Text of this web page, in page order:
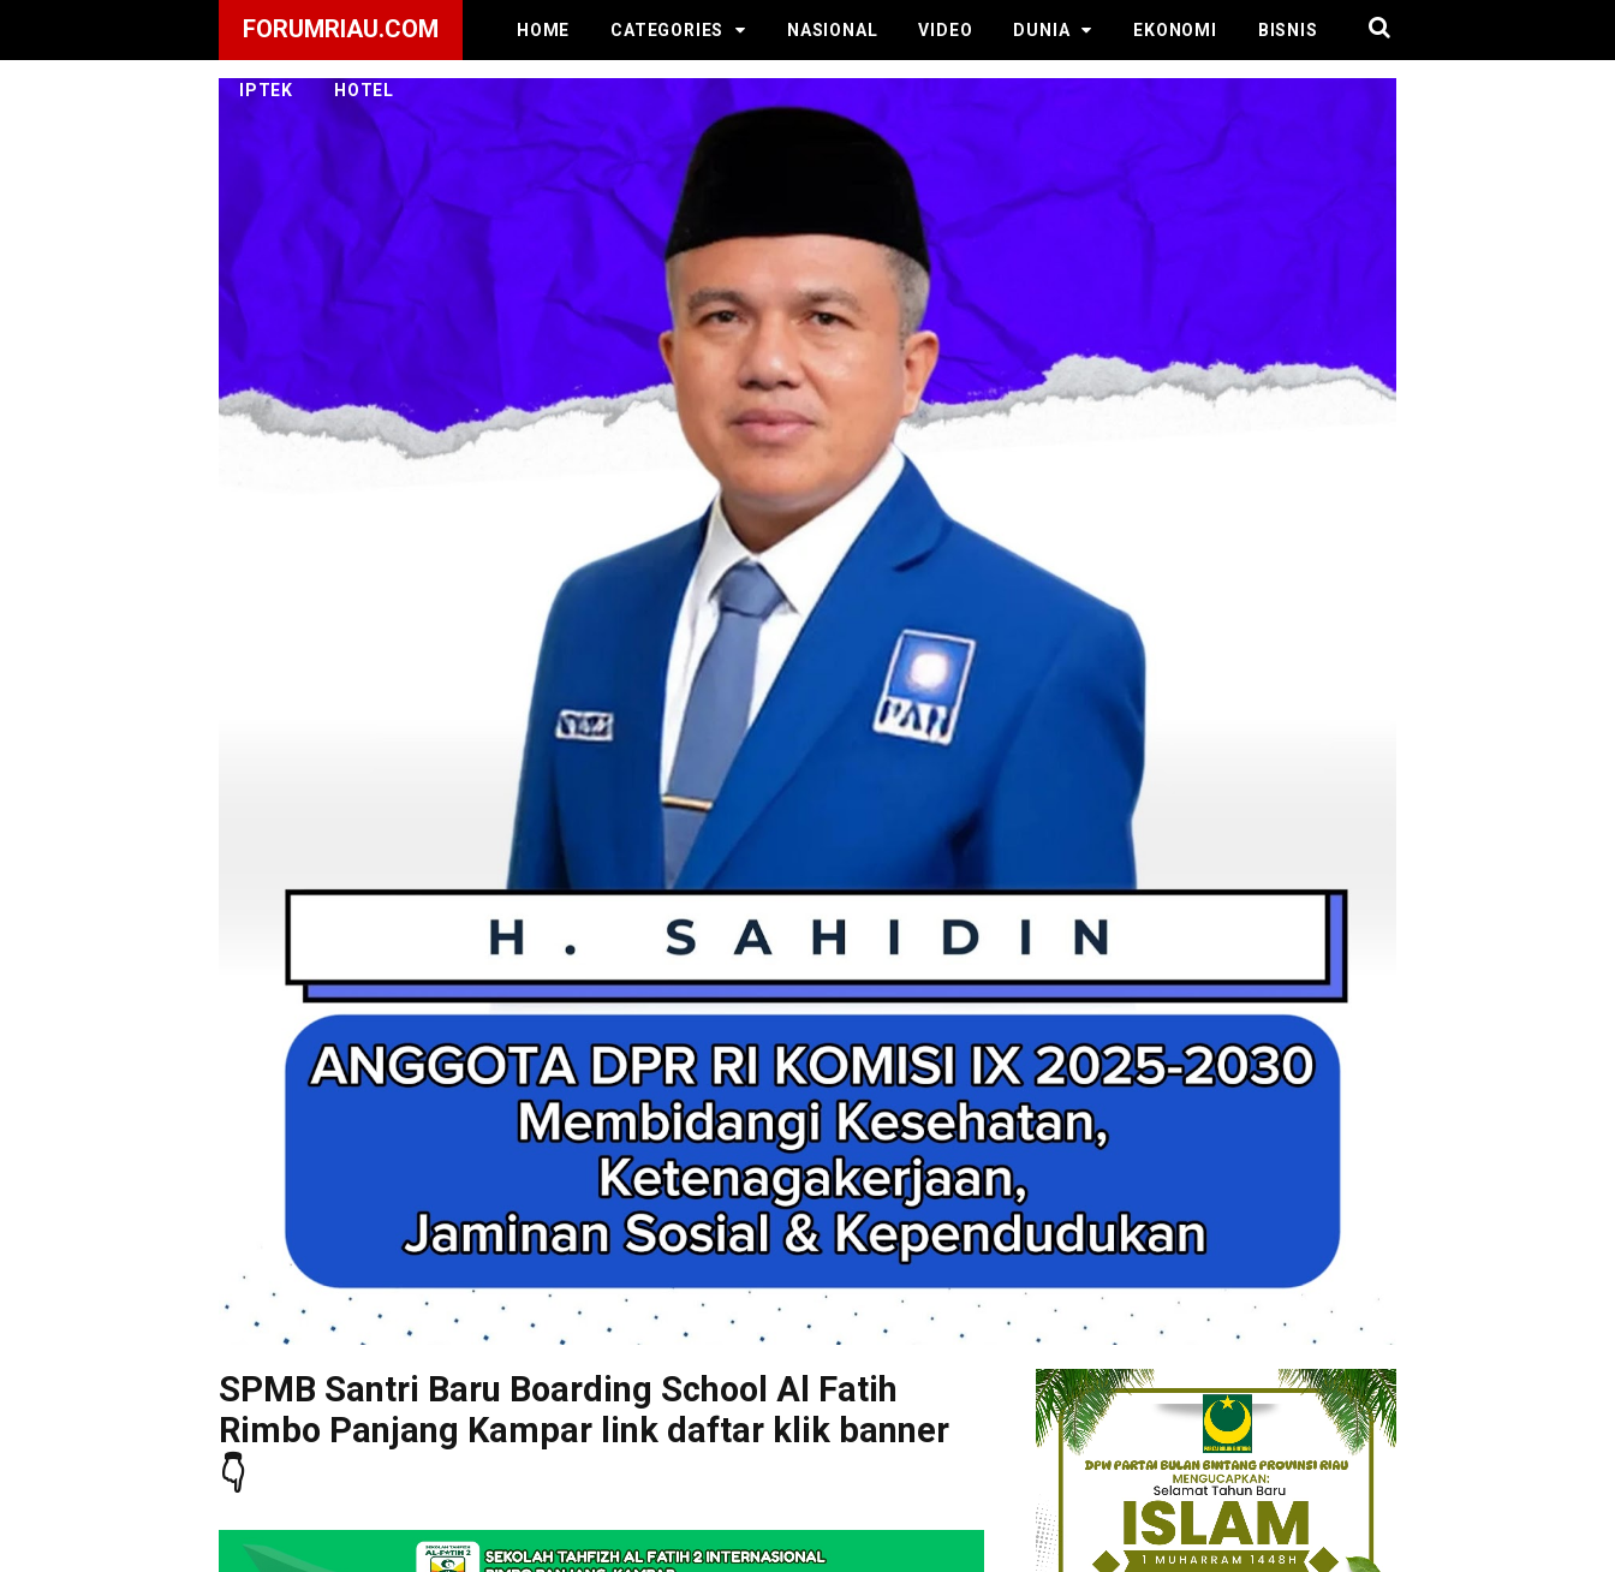
FORUMRIAU.COM HOME CATEGORIES NASIONAL VIDEO DUNIA EKONOMI BISNIS
IPTEK HOTEL
SPMB Santri Baru Boarding School Al Fatih
Rimbo Panjang Kampar link daftar klik banner
👇